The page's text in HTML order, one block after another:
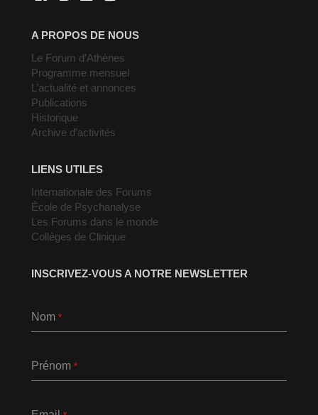
A PROPOS DE NOUS
Le Forum d’Athènes
Programme mensuel
L’actualité et annonces
Publications
Historique
Archive d’activités
LIENS UTILES
Internationale des Forums
École de Psychanalyse
Les Forums dans le monde
Collèges de Clinique
INSCRIVEZ-VOUS A NOTRE NEWSLETTER
Nom *
Prénom *